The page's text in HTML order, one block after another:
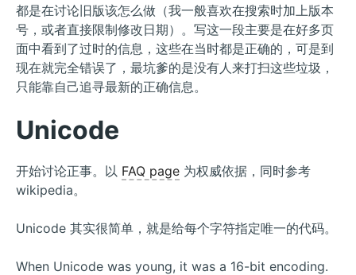
都是在讨论旧版该怎么做（我一般喜欢在搜索时加上版本
号，或者直接限制修改日期）。写这一段主要是在好多页
面中看到了过时的信息，这些在当时都是正确的，可是到
现在就完全错误了，最坑爹的是没有人来打扫这些垃圾，
只能靠自己追寻最新的正确信息。
Unicode
开始讨论正事。以 FAQ page 为权威依据，同时参考
wikipedia。
Unicode 其实很简单，就是给每个字符指定唯一的代码。
When Unicode was young, it was a 16-bit encoding.